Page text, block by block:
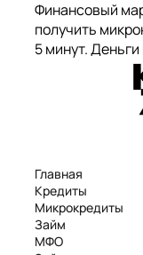
Финансовый
получить
5 минут.
Главная
Кредиты
Микрокредиты
Займ
МФО